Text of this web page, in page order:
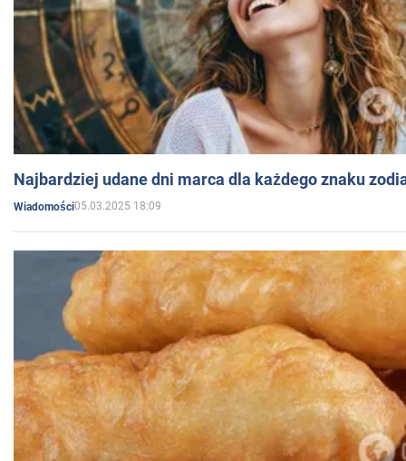
Najbardziej udane dni marca dla każdego znaku
Wiadomości05.03.2025 18:09